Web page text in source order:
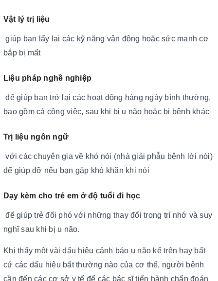
Vật lý trị liệu
giúp bạn lấy lại các kỹ năng vận động hoặc sức mạnh cơ
bắp bị mất
Liệu pháp nghề nghiệp
để giúp bạn trở lại các hoạt động hàng ngày bình thường,
bao gồm cả công việc, sau khi bị u não hoặc bị bệnh khác
Trị liệu ngôn ngữ
với các chuyên gia về khó nói (nhà giải phẫu bệnh lời nói)
để giúp đỡ nếu bạn gặp khó khăn khi nói
Dạy kèm cho trẻ em ở độ tuổi đi học
để giúp trẻ đối phó với những thay đổi trong trí nhớ và suy
nghĩ sau khi bị u não.
Khi thấy một vài dấu hiệu cảnh báo u não kể trên hay bất
cứ các dấu hiệu bất thường nào của cơ thể, người bệnh
cần đến các cơ sở y tế để các bác sĩ tiến hành chẩn đoán